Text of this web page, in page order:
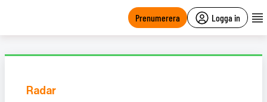
Prenumerera Logga in
Radar